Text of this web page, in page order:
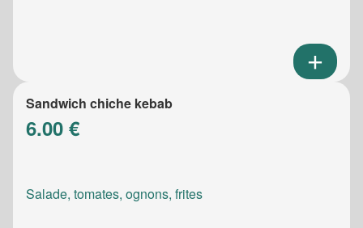
Sandwich chiche kebab
6.00 €
Salade, tomates, ognons, frites